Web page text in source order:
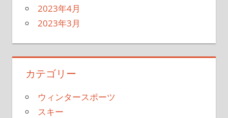
2023年4月
2023年3月
カテゴリー
ウィンタースポーツ
スキー